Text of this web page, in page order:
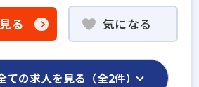
る 気になる
ての求人を見る（全2件）